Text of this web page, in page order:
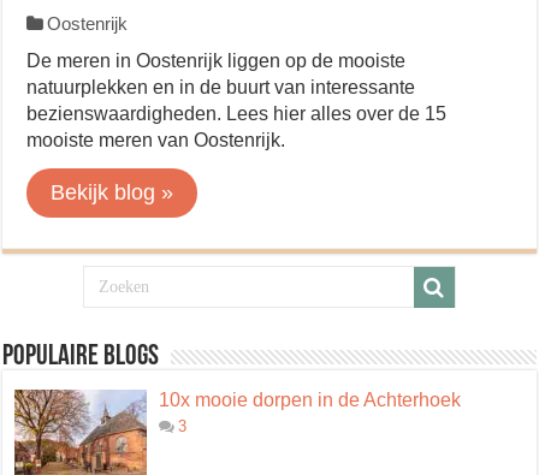
Oostenrijk
De meren in Oostenrijk liggen op de mooiste
natuurplekken en in de buurt van interessante
bezienswaardigheden. Lees hier alles over de 15
mooiste meren van Oostenrijk.
Bekijk blog »
Populaire blogs
10x mooie dorpen in de Achterhoek
3